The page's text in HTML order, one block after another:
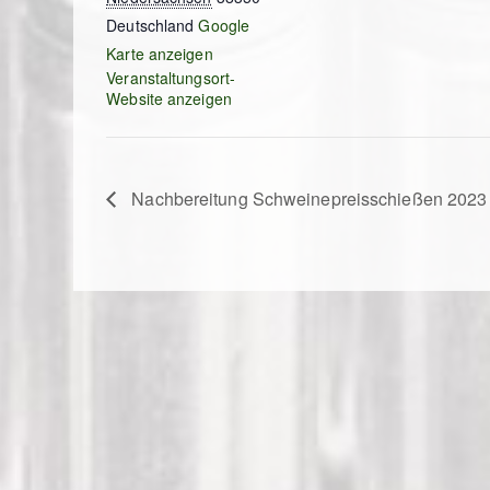
Deutschland Google
Karte anzeigen
Veranstaltungsort-
Website anzeigen
Nachbereitung Schweinepreisschießen 2023